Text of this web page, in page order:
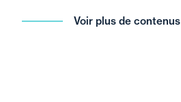
Voir plus de contenus